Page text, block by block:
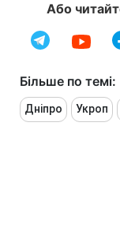
Або
Більше по темі:
Дніпро Укроп